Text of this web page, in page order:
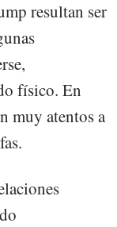
resultan ser
físico. En
muy atentos a